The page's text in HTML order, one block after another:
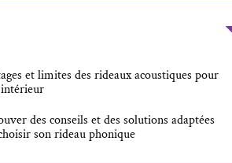
et limites des rideaux acoustiques pour
des conseils et des solutions adaptées
son rideau phonique